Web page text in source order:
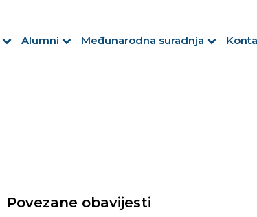
Alumni Međunarodna suradnja
Povezane obavijesti